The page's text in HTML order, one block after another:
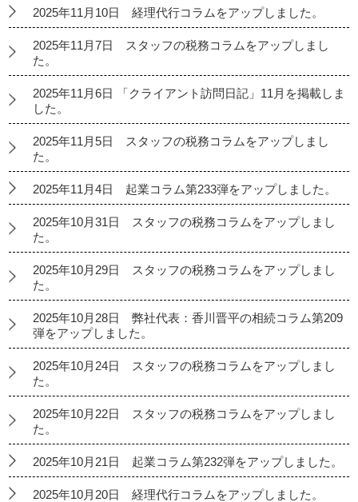
2025年11月10日 経理代行コラムをアップしました。
2025年11月7日 スタッフの税務コラムをアップしまし
た。
2025年11月6日 「クライアント訪問日記」11月を掲載しま
した。
2025年11月5日 スタッフの税務コラムをアップしまし
た。
2025年11月4日 起業コラム第233弾をアップしました。
2025年10月31日 スタッフの税務コラムをアップしまし
た。
2025年10月29日 スタッフの税務コラムをアップしまし
た。
2025年10月28日 弊社代表：香川晋平の相続コラム第209
弾をアップしました。
2025年10月24日 スタッフの税務コラムをアップしまし
た。
2025年10月22日 スタッフの税務コラムをアップしまし
た。
2025年10月21日 起業コラム第232弾をアップしました。
2025年10月20日 経理代行コラムをアップしました。